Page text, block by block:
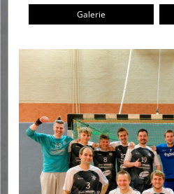
Hygienekonzept Hoisbüttel
Galerie